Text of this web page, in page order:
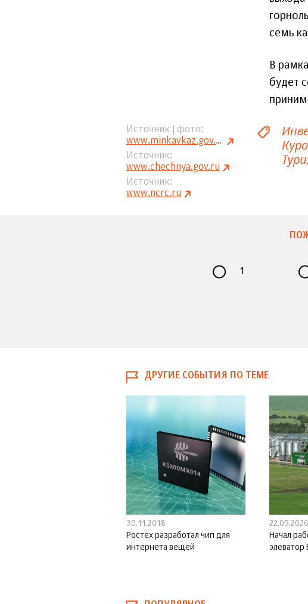
семь
В
будет
Источник | фото
www.minkavkaz.gov.ru
Источник
www.chechnya.gov.ru
Источник
www.ncrc.ru
1
ДРУГИЕ СОБЫТИЯ ПО ТЕМЕ
30.11.2018
Ростех разработал чип для
интернета вещей
22.05.2026
Начал
элеватор